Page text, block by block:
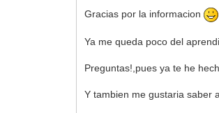
Gracias por la informacion
Ya me queda poco del
Preguntas!,pues ya te he
Y tambien me gustaria saber